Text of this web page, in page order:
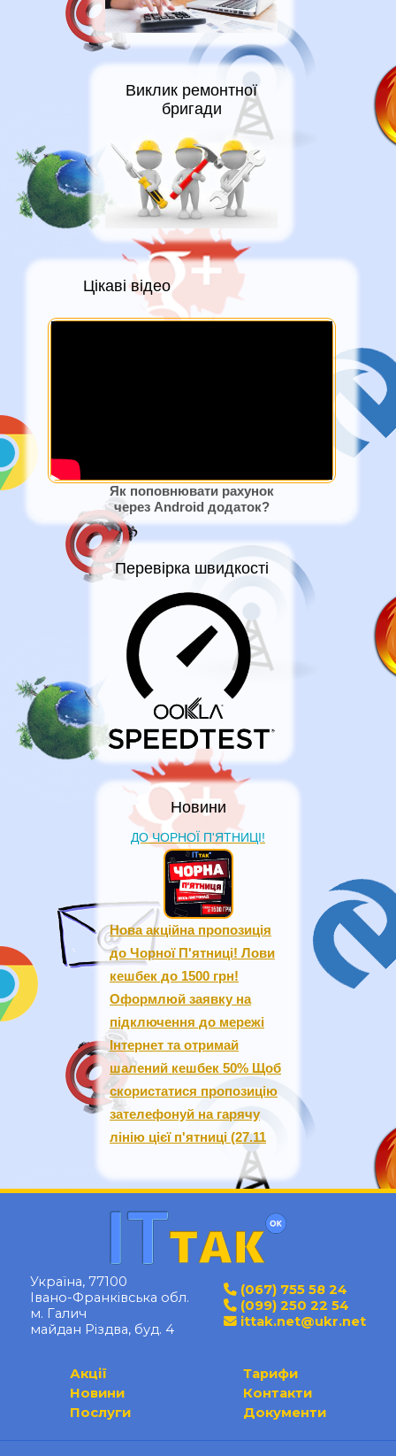
Виклик ремонтної
бригади
Цікаві відео
Як поповнювати рахунок
через Android додаток?
Перевірка швидкості
Новини
ДО ЧОРНОЇ П'ЯТНИЦІ!
Нова акційна пропозиція
до Чорної П'ятниці! Лови
кешбек до 1500 грн!
Оформлюй заявку на
підключення до мережі
Інтернет та отримай
шалений кешбек 50% Щоб
скористатися пропозицію
зателефонуй на гарячу
лінію цієї п'ятниці (27.11
Україна, 77100
Івано-Франківська обл.
м. Галич
майдан Різдва, буд. 4
(067) 755 58 24
(099) 250 22 54
ittak.net@ukr.net
Акції
Новини
Послуги
Тарифи
Контакти
Документи